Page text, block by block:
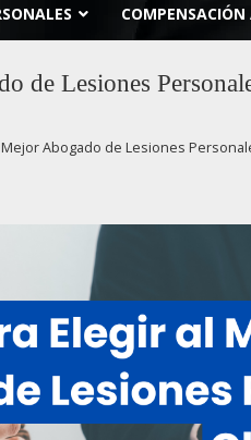
de Lesiones
Abogado de Lesiones